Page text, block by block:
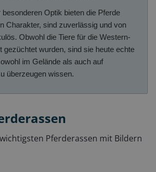
besonderen Optik bieten die Pferde
Charakter, sind zuverlässig und von
Obwohl die Tiere für die Western-
gezüchtet wurden, sind sie heute echte
im Gelände als auch auf
überzeugen wissen.
Pferderassen mit Bildern